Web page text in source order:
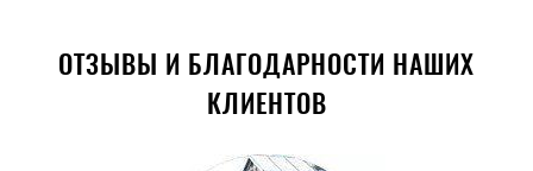
ОТЗЫВЫ И БЛАГОДАРНОСТИ НАШИХ
КЛИЕНТОВ